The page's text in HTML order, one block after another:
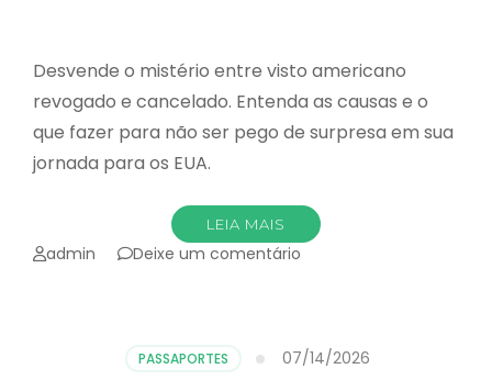
Desvende o mistério entre visto americano
revogado e cancelado. Entenda as causas e o
que fazer para não ser pego de surpresa em sua
jornada para os EUA.
LEIA MAIS
admin Deixe um comentário
Cancelado?
ENTENDA
PASSAPORTES 07/14/2026